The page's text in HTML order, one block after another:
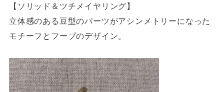
【ソリッド＆ツチメイヤリング】
立体感のある豆型のパーツがアシンメトリーになった
モチーフとフープのデザイン。